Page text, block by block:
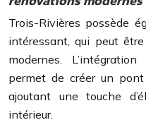
Trois-Rivières possède
intéressant, qui peut
modernes.
permet de créer un
ajoutant une touche
intérieur.